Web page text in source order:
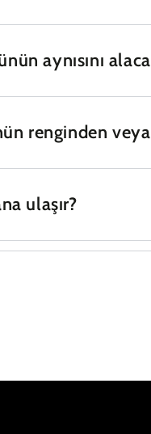
aynısını
renginden
ulaşır?